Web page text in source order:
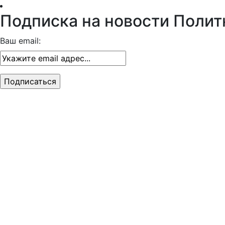
Подписка на новости
Ваш email: